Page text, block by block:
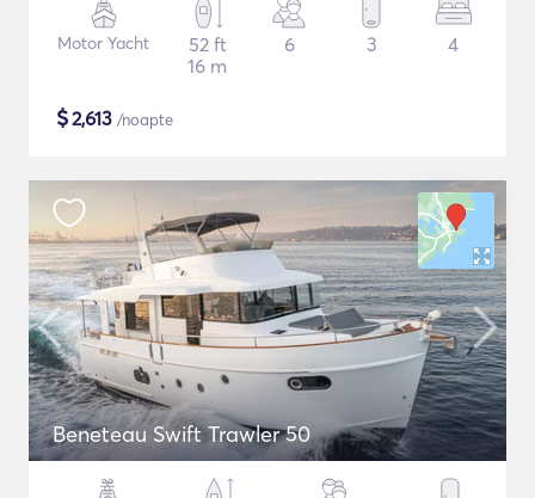
Motor Yacht
52 ft
16 m
6 3 4
$2,613 /noapte
Beneteau Swift Trawler 50